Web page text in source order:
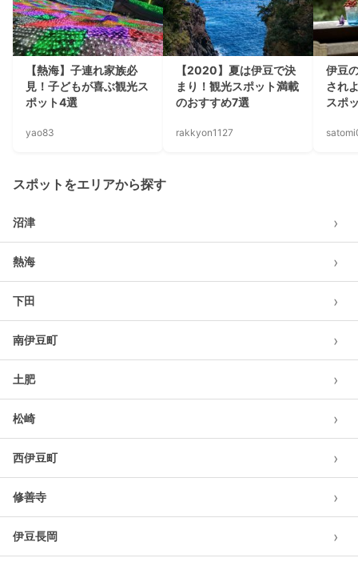
【熱海】子連れ家族必
見！子どもが喜ぶ観光ス
ポット4選
yao83
【2020】夏は伊豆で決
まり！観光スポット満載
のおすすめ7選
rakkyon1127
伊豆
され
スポ
スポットをエリアから探す
沼津 ›
熱海 ›
下田 ›
南伊豆町 ›
土肥 ›
松崎 ›
西伊豆町 ›
修善寺 ›
伊豆長岡 ›